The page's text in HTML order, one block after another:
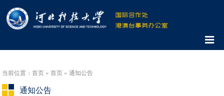
当前位置：首页 » 首页 » 通知公告
通知公告